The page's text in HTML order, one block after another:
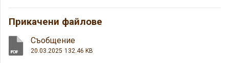
Прикачени файлове
Съобщение
20.03.2025 132.46 KB